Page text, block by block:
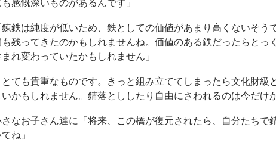
も感慨深いものがあるんです」
錬鉄は純度が低いため、鉄としての価値があまり高くないそう
も残ってきたのかもしれませんね。価値のある鉄だったらとっ
れ変わっていたかもしれません」
とても貴重なものです。きっと組み立ててしまったら文化財級
いかもしれません。錆落とししたり自由にさわれるのは今だけ
さなお子さん達に「将来、この橋が復元されたら、自分たちで
ね」